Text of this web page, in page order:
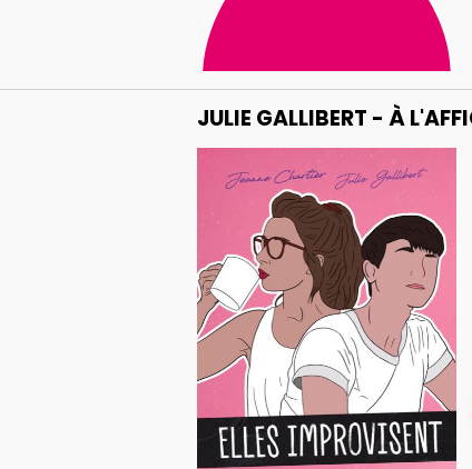
JULIE GALLIBERT - À